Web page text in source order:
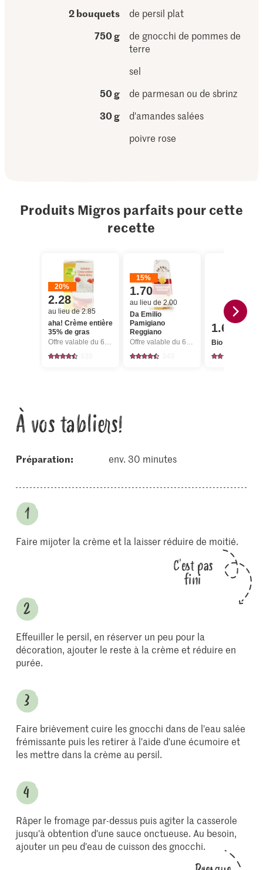
2 bouquets
de persil plat
750 g
de gnocchi de pommes de
terre
sel
50 g
de parmesan ou de sbrinz
30 g
d'amandes salées
poivre rose
Produits Migros parfaits pour cette
recette
20%
2.28
au lieu de 2.85
aha! Crème entière
35% de gras
Offre valable du 6.8 au 12.8.2026, jusqu’à épuisement du stock.
15%
1.70
au lieu de 2.00
Da Emilio
Pamigiano
Reggiano
Offre valable du 6.8 au 12.8.2026, jusqu’à épuisement du stock.
1.60
Bio Persil plat
À vos tabliers!
Préparation: env. 30 minutes
Faire mijoter la crème et la laisser réduire de moitié.
C'est pas
fini
Effeuiller le persil, en réserver un peu pour la
décoration, ajouter le reste à la crème et réduire en
purée.
Faire brièvement cuire les gnocchi dans de l'eau salée
frémissante puis les retirer à l'aide d'une écumoire et
les mettre dans la crème au persil.
Râper le fromage par-dessus puis agiter la casserole
jusqu'à obtention d'une sauce onctueuse. Au besoin,
ajouter un peu d'eau de cuisson des gnocchi.